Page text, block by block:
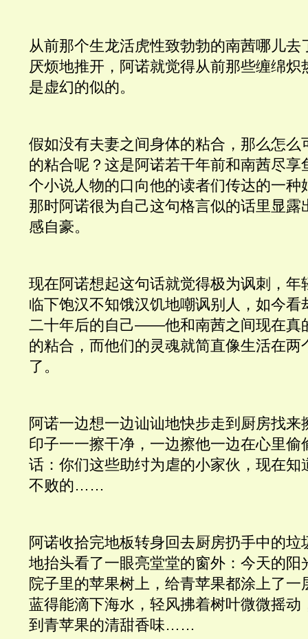
从前那个生龙活虎性致勃勃的南茜哪儿去
厌烦地推开，阿诺就觉得从前那些缠绵炽
是虚幻的似的。
假如没有夫妻之间身体的粘合，那么怎么
的粘合呢？这是阿诺若干年前和南茜尽享
个小说人物的口向他的读者们传达的一种
那时阿诺很为自己这句格言似的话里显露
感自豪。
现在阿诺想起这句话就觉得极为讽刺，年
临下饱汉不知饿汉饥地嘲讽别人，如今看
二十年后的自己——他和南茜之间现在真
的粘合，而他们的灵魂就简直像生活在两
了。
阿诺一边想一边讪讪地快步走到厨房找来
印子一一擦干净，一边擦他一边在心里偷
话：你们这些助纣为虐的小家伙，现在知
不败的……
阿诺收拾完地板转身回去厨房扔手中的垃
地抬头看了一眼亮堂堂的窗外：今天的阳
院子里的苹果树上，给青苹果都涂上了一
蓝得能滴下海水，轻风拂着树叶微微摇动
到青苹果的清甜香味……